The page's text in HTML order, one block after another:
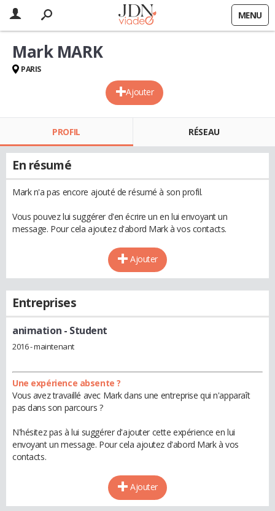
MENU
Ajouter
Mark MARK
PARIS
PROFIL RÉSEAU
En résumé
Mark n'a pas encore ajouté de résumé à son profil.
Vous pouvez lui suggérer d'en écrire un en lui envoyant un
message. Pour cela ajoutez d'abord Mark à vos contacts.
Ajouter
Entreprises
animation - Student
2016 - maintenant
Une expérience absente ?
Vous avez travaillé avec Mark dans une entreprise qui n'apparaît
pas dans son parcours ?
N'hésitez pas à lui suggérer d'ajouter cette expérience en lui
envoyant un message. Pour cela ajoutez d'abord Mark à vos
contacts.
Ajouter